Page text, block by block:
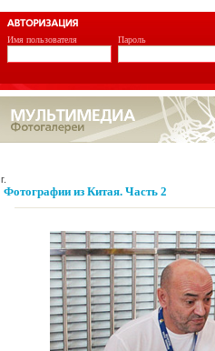
Имя пользователя Пароль
г.
Фотографии из Китая. Часть 2